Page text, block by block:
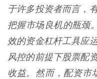
于许多投资者而言，
把握市场良机的瓶颈
效的资金杠杆工具应
风控的前提下股票配
收益。然而，配资市